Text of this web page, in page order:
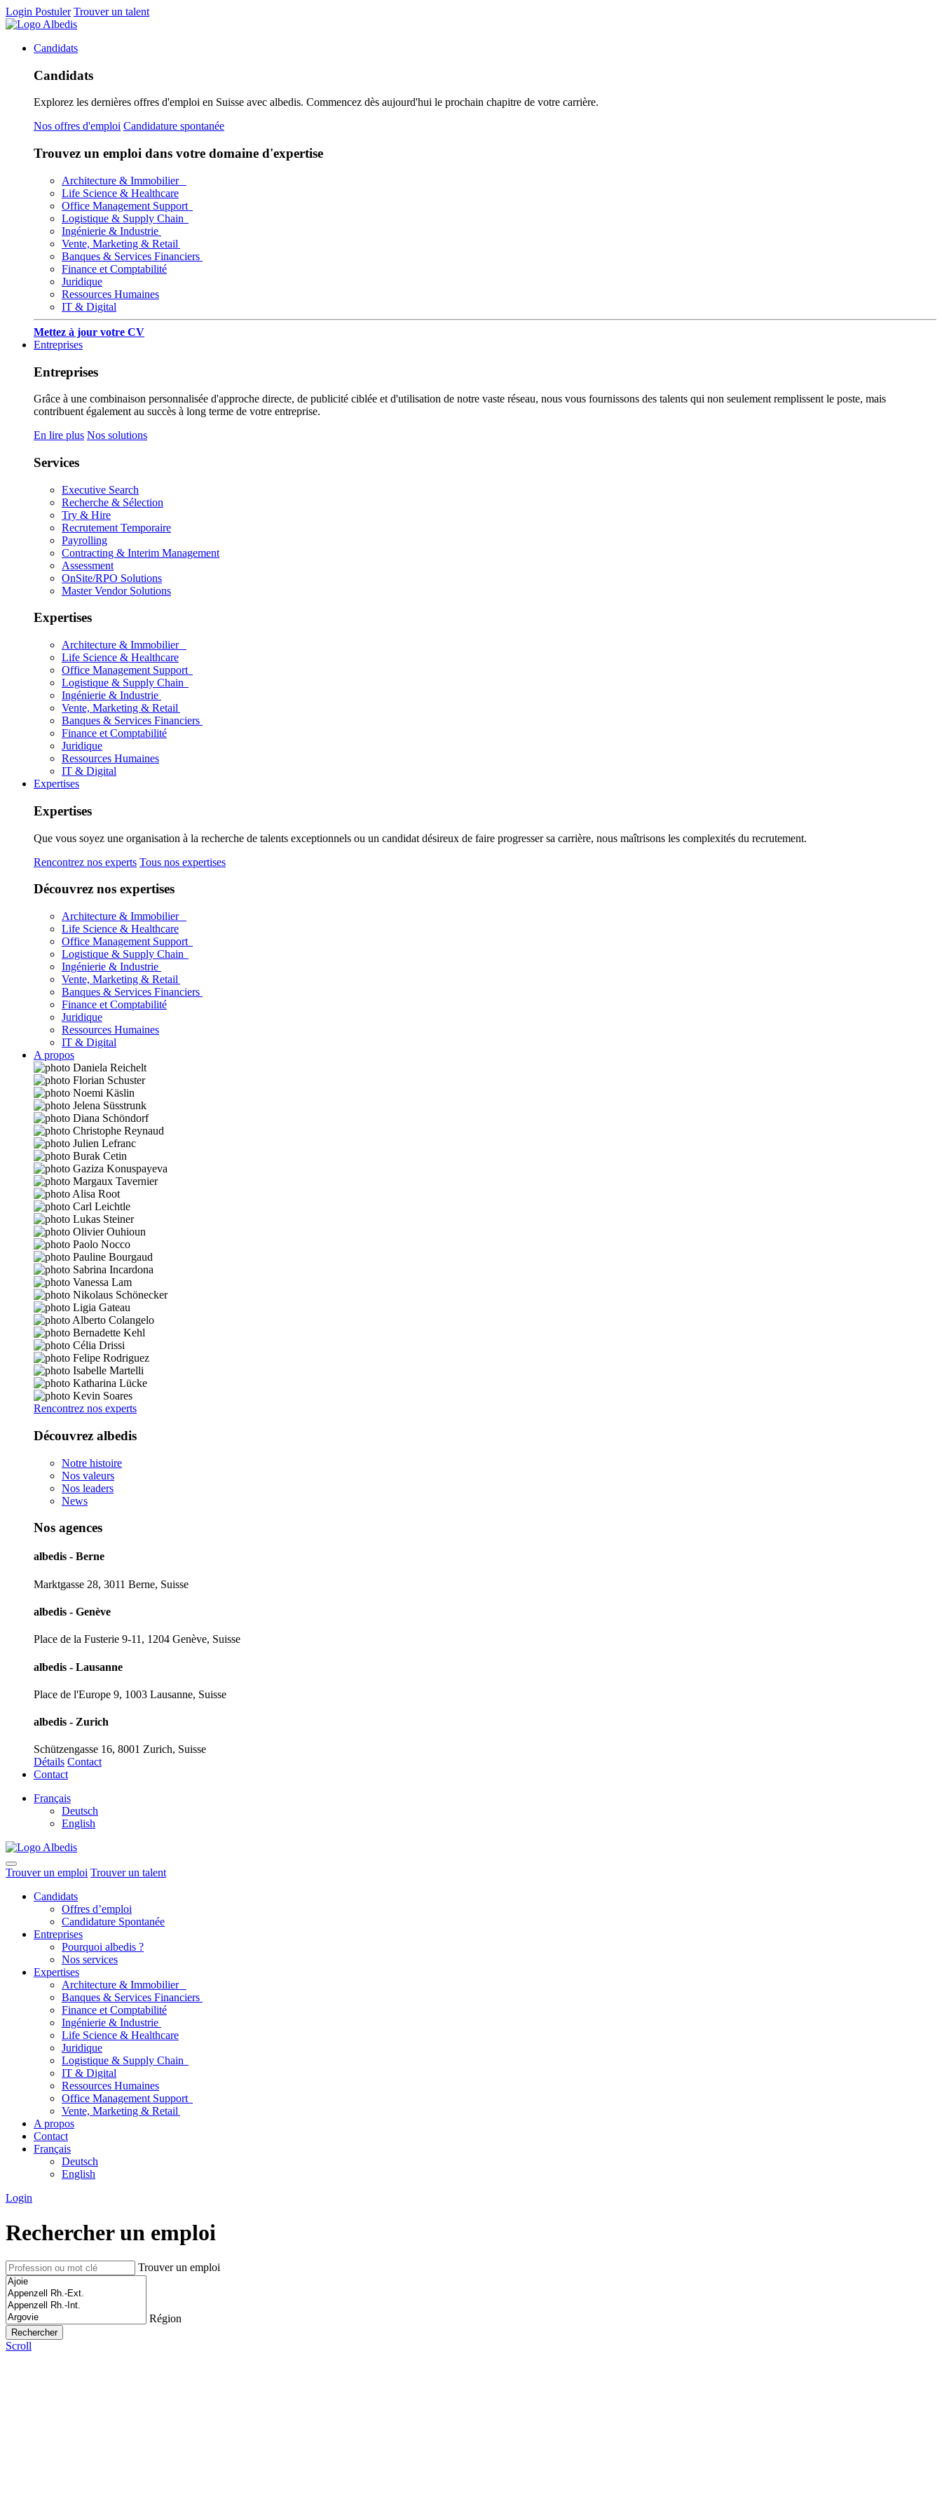
Login Postuler Trouver un talent
Candidats
Candidats
Explorez les dernières offres d'emploi en Suisse avec albedis. Commencez dès aujourd'hui le prochain chapitre de votre carrière.
Nos offres d'emploi Candidature spontanée
Trouvez un emploi dans votre domaine d'expertise
Architecture & Immobilier
Life Science & Healthcare
Office Management Support
Logistique & Supply Chain
Ingénierie & Industrie
Vente, Marketing & Retail
Banques & Services Financiers
Finance et Comptabilité
Juridique
Ressources Humaines
IT & Digital
Mettez à jour votre CV
Entreprises
Entreprises
Grâce à une combinaison personnalisée d'approche directe, de publicité ciblée et d'utilisation de notre vaste réseau, nous vous fournissons des talents qui non seulement remplissent le poste, mais
contribuent également au succès à long terme de votre entreprise.
En lire plus Nos solutions
Services
Executive Search
Recherche & Sélection
Try & Hire
Recrutement Temporaire
Payrolling
Contracting & Interim Management
Assessment
OnSite/RPO Solutions
Master Vendor Solutions
Expertises
Architecture & Immobilier
Life Science & Healthcare
Office Management Support
Logistique & Supply Chain
Ingénierie & Industrie
Vente, Marketing & Retail
Banques & Services Financiers
Finance et Comptabilité
Juridique
Ressources Humaines
IT & Digital
Expertises
Expertises
Que vous soyez une organisation à la recherche de talents exceptionnels ou un candidat désireux de faire progresser sa carrière, nous maîtrisons les complexités du recrutement.
Rencontrez nos experts Tous nos expertises
Découvrez nos expertises
Architecture & Immobilier
Life Science & Healthcare
Office Management Support
Logistique & Supply Chain
Ingénierie & Industrie
Vente, Marketing & Retail
Banques & Services Financiers
Finance et Comptabilité
Juridique
Ressources Humaines
IT & Digital
A propos
Rencontrez nos experts
Découvrez albedis
Notre histoire
Nos valeurs
Nos leaders
News
Nos agences
albedis - Berne
Marktgasse 28, 3011 Berne, Suisse
albedis - Genève
Place de la Fusterie 9-11, 1204 Genève, Suisse
albedis - Lausanne
Place de l'Europe 9, 1003 Lausanne, Suisse
albedis - Zurich
Schützengasse 16, 8001 Zurich, Suisse
Détails Contact
Contact
Français
Deutsch
English
Trouver un emploi Trouver un talent
Candidats
Offres d’emploi
Candidature Spontanée
Entreprises
Pourquoi albedis ?
Nos services
Expertises
Architecture & Immobilier
Banques & Services Financiers
Finance et Comptabilité
Ingénierie & Industrie
Life Science & Healthcare
Juridique
Logistique & Supply Chain
IT & Digital
Ressources Humaines
Office Management Support
Vente, Marketing & Retail
A propos
Contact
Français
Deutsch
English
Login
Rechercher un emploi
Trouver un emploi
Région
Scroll